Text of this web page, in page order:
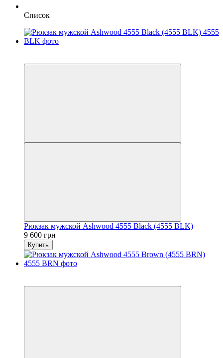
Список
Рюкзак мужской Ashwood 4555 Black (4555 BLK)
9 600 грн
Купить